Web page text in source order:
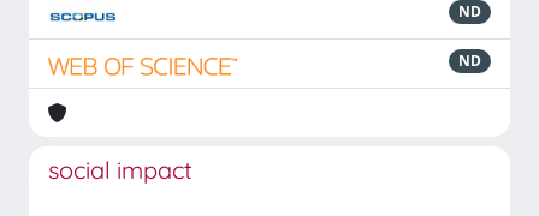
ND
ND
social impact